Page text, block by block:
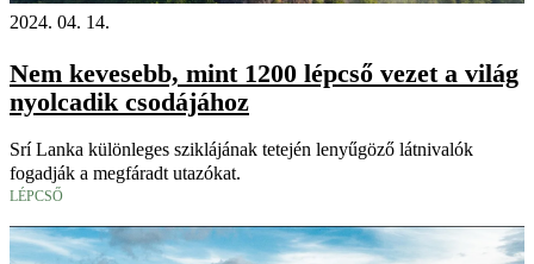
2024. 04. 14.
Nem kevesebb, mint 1200 lépcső vezet a világ
nyolcadik csodájához
Srí Lanka különleges sziklájának tetején lenyűgöző látnivalók
fogadják a megfáradt utazókat.
LÉPCSŐ